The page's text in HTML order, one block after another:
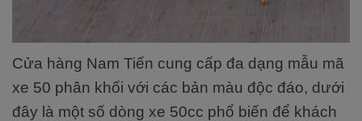
Cửa hàng Nam Tiến cung cấp đa dạng mẫu mã
xe 50 phân khối với các bản màu độc đáo, dưới
đây là một số dòng xe 50cc phổ biến để khách